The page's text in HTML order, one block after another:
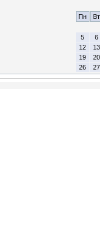
Пн Вт
5
6
12
13
19
20
26
27